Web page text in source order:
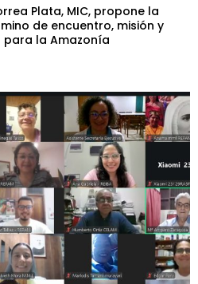
Plata, MIC, propone la
de encuentro, misión y
para la Amazonía